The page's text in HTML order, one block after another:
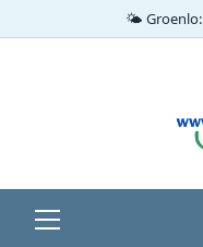
🌤️ Groenlo:
menu